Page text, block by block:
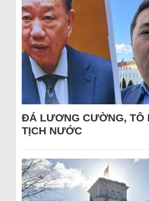
ĐÁ LƯƠNG CƯỜNG, TÔ
TỊCH NƯỚC